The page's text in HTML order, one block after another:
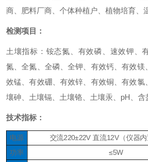
商、肥料厂商、个体种植户、植物培育、
检测项目：
土壤指标 ： 铵态氮、有效磷、速效钾、
氮、全氮、全磷、全钾、有效钙、有效镁
效锰、有效硼、有效锌、有效铜、有效氯
壤砷、土壤镉、土壤铬、土壤汞、 pH、含
技术指标：
电源 交流220±22V 直流12V（仪器内
功率 ≤5W